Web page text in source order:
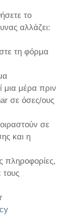
το
αλλάζει:
τη φόρμα
μέρα πριν
σε όσες/ους
σε
και η
πληροφορίες,
τους